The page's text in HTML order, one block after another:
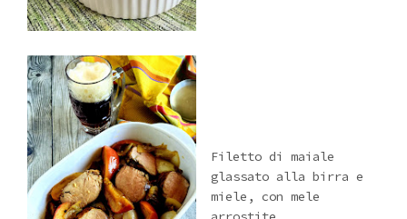
Filetto di maiale
glassato alla birra e
miele, con mele